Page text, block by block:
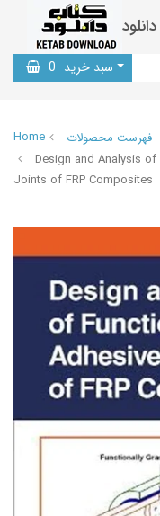
سبد خرید 0
Home
فهرست محصولات
Design and Analysis
Joints of FRP Composites